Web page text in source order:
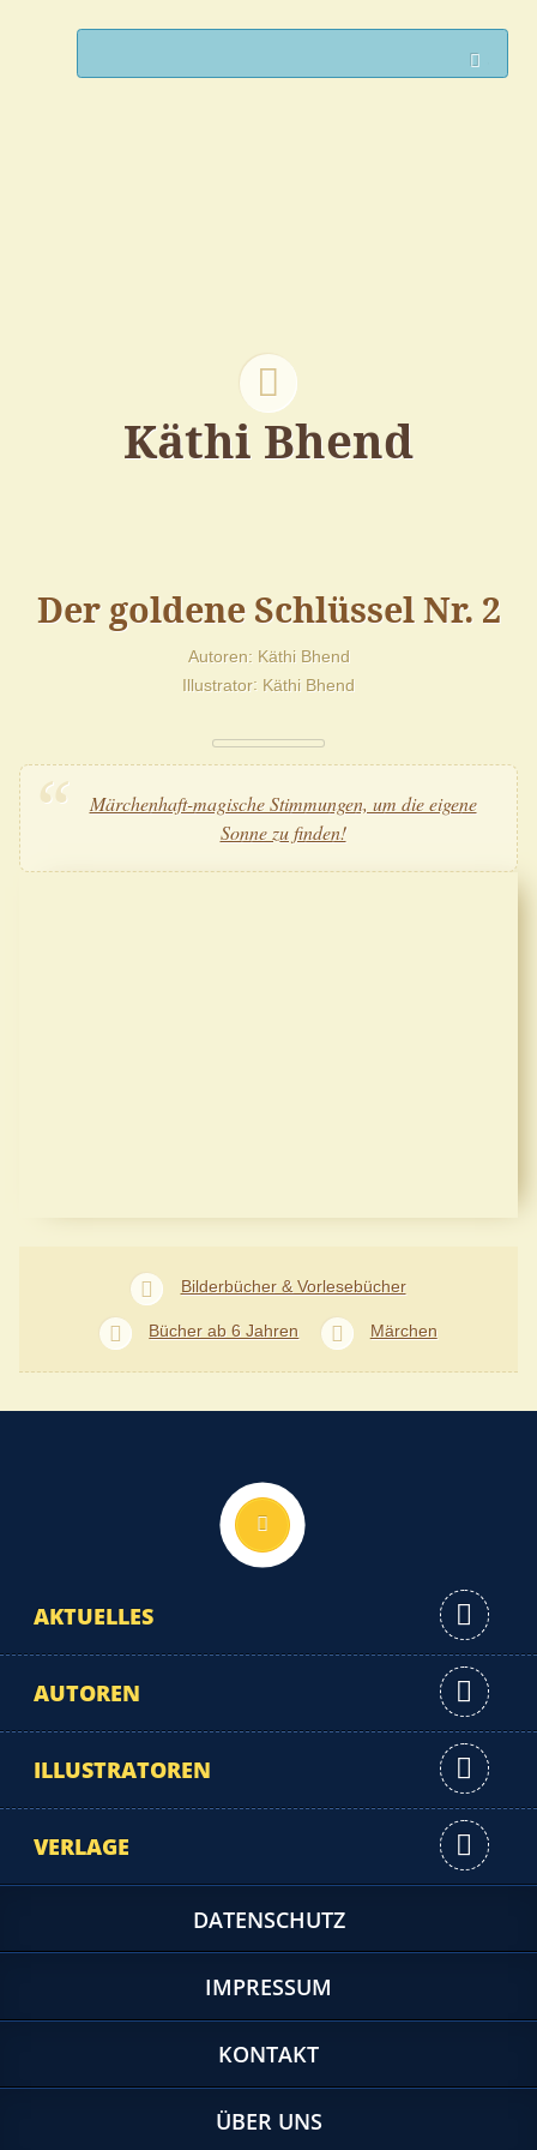
Käthi Bhend
Der goldene Schlüssel Nr. 2
Autoren Käthi Bhend
Illustrator Käthi Bhend
Märchenhaft-magische Stimmungen, um die eigene
Sonne zu finden!
Bilderbücher & Vorlesebücher
Bücher ab 6 Jahren Märchen
AKTUELLES
AUTOREN
ILLUSTRATOREN
VERLAGE
DATENSCHUTZ
IMPRESSUM
KONTAKT
ÜBER UNS